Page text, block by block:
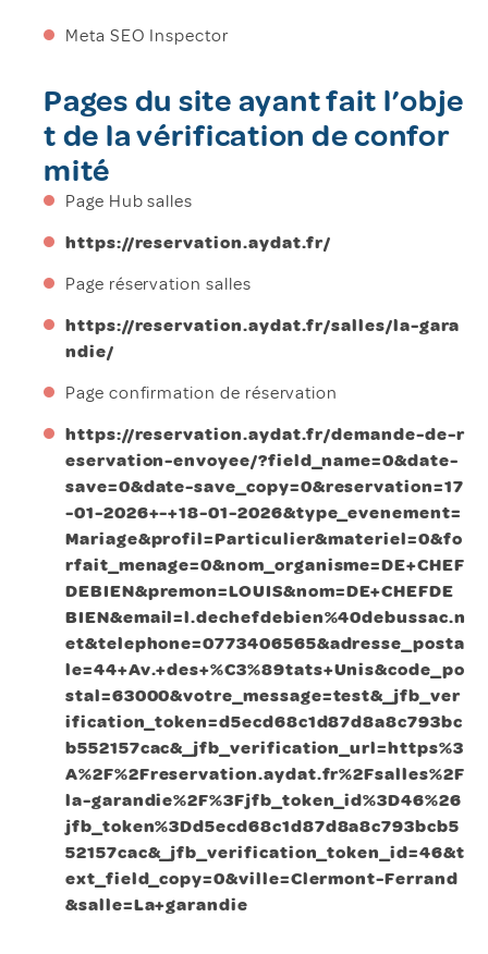
Meta SEO Inspector
Pages du site ayant fait l’obje
t de la vérification de confor
mité
Page Hub salles
https://reservation.aydat.fr/
Page réservation salles
https://reservation.aydat.fr/salles/la-gara
ndie/
Page confirmation de réservation
https://reservation.aydat.fr/demande-de-r
eservation-envoyee/?field_name=0&date-
save=0&date-save_copy=0&reservation=17
-01-2026+-+18-01-2026&type_evenement=
Mariage&profil=Particulier&materiel=0&fo
rfait_menage=0&nom_organisme=DE+CHEF
DEBIEN&premon=LOUIS&nom=DE+CHEFDE
BIEN&email=l.dechefdebien%40debussac.n
et&telephone=0773406565&adresse_posta
le=44+Av.+des+%C3%89tats+Unis&code_po
stal=63000&votre_message=test&_jfb_ver
ification_token=d5ecd68c1d87d8a8c793bc
b552157cac&_jfb_verification_url=https%3
A%2F%2Freservation.aydat.fr%2Fsalles%2F
la-garandie%2F%3Fjfb_token_id%3D46%26
jfb_token%3Dd5ecd68c1d87d8a8c793bcb5
52157cac&_jfb_verification_token_id=46&t
ext_field_copy=0&ville=Clermont-Ferrand
&salle=La+garandie